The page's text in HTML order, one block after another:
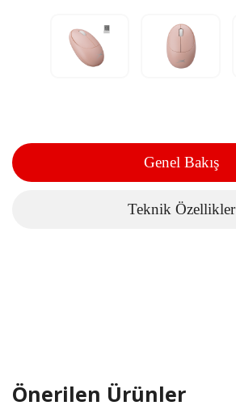
Genel Bakış
Teknik Özellikler
Önerilen Ürünler